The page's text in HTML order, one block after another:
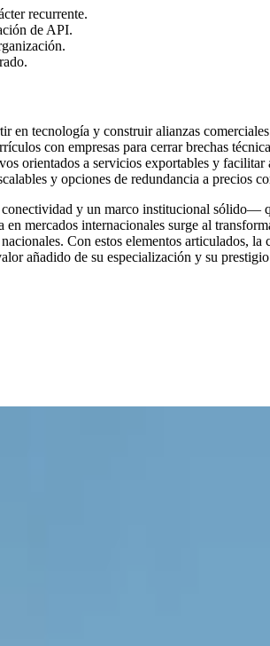
recurrente.
de API.
en tecnología y construir alianzas
con empresas para cerrar brechas
orientados a servicios exportables y
y opciones de redundancia a precios
conectividad y un marco institucional sólido—
mercados internacionales surge al
Con estos elementos
añadido de su especialización y su